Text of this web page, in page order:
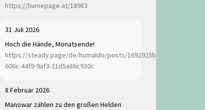
https://humepage.at/18983
31 Juli 2026
Hoch die Hände, Monatsende!
https://steady.page/de/humaldo/posts/1692925b-
606c-44f9-9af3-21d5a86c930c
8 Februar 2026
Manowar zählen zu den großen Helden